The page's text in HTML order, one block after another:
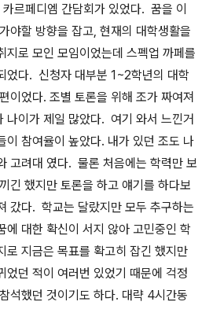
르페디엠 간담회가 있었다. 꿈을 이
야할 방향을 잡고, 현재의 대학생활을
지로 모인 모임이었는데 스펙업 까페를
었다. 신청자 대부분 1~2학년의 대학
이었다. 조별 토론을 위해 조가 짜여져
나이가 제일 많았다. 여기 와서 느낀거
이 참여율이 높았다. 내가 있던 조도 나
고려대 였다. 물론 처음에는 학력만 보
긴 했지만 토론을 하고 얘기를 하다보
갔다. 학교는 달랐지만 모두 추구하는
에 대한 확신이 서지 않아 고민중인 학
로 지금은 목표를 확고히 잡긴 했지만
었던 적이 여러번 있었기 때문에 걱정
석했던 것이기도 하다. 대략 4시간동